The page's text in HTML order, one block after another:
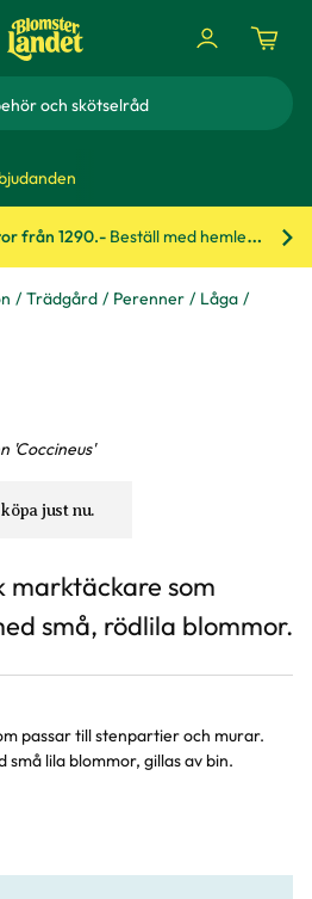
från 1290.- Beställ med hemleverans!
Trädgård Perenner Låga
'Coccineus'
just nu.
marktäckare som
små, rödlila blommor.
passar till stenpartier och murar.
lila blommor, gillas av bin.